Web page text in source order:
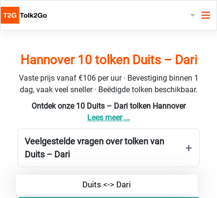
Hannover 10 tolken Duits – Dari
Vaste prijs vanaf €106 per uur · Bevestiging binnen 1
dag, vaak veel sneller · Beëdigde tolken beschikbaar.
Ontdek onze 10 Duits – Dari tolken Hannover
Lees meer ...
Veelgestelde vragen over tolken van
Duits – Dari
Duits <-> Dari